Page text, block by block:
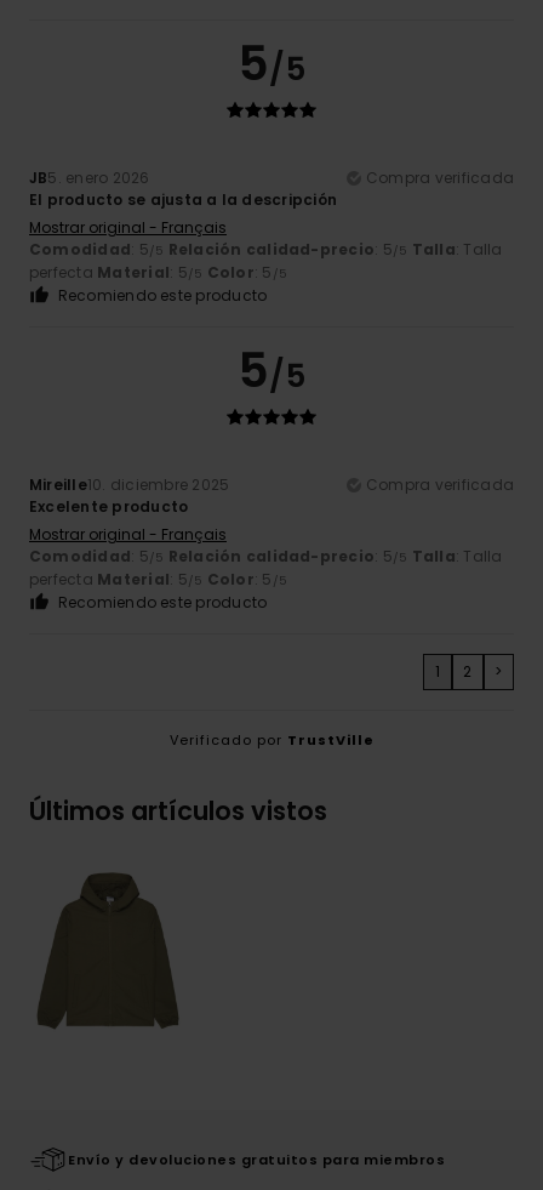
5/5
JB5. enero 2026
Compra verificada
El producto se ajusta a la descripción
Mostrar original - Français
Comodidad: 5/5 Relación calidad-precio: 5/5 Talla: Talla
perfecta Material: 5/5 Color: 5 /5
Recomiendo este producto
5/5
Mireille10. diciembre 2025
Compra verificada
Excelente producto
Mostrar original - Français
Comodidad: 5/5 Relación calidad-precio: 5/5 Talla: Talla
perfecta Material: 5/5 Color: 5 /5
Recomiendo este producto
1 2 >
Verificado por TrustVille
Últimos artículos vistos
Envío y devoluciones gratuitos para miembros